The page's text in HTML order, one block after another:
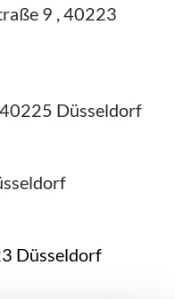
9 , 40223
Düsseldorf
Düsseldorf